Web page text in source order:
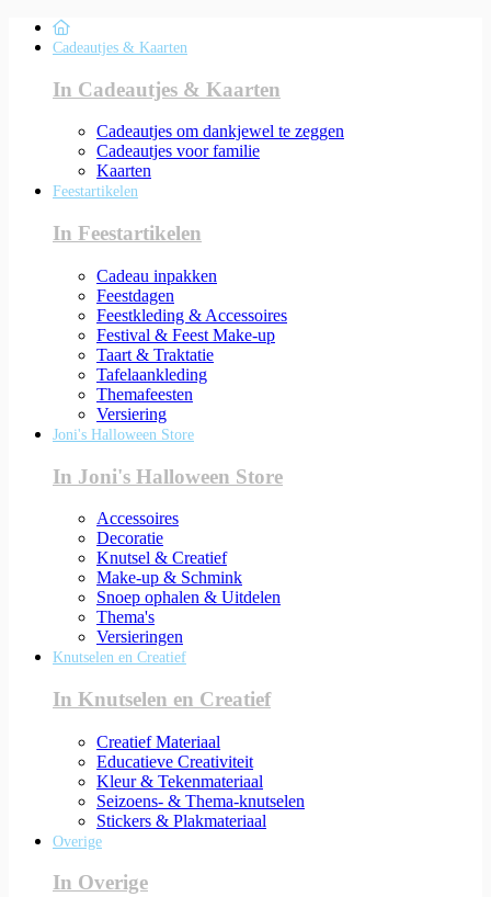
Cadeautjes & Kaarten
In Cadeautjes & Kaarten
Cadeautjes om dankjewel te zeggen
Cadeautjes voor familie
Kaarten
Feestartikelen
In Feestartikelen
Cadeau inpakken
Feestdagen
Feestkleding & Accessoires
Festival & Feest Make-up
Taart & Traktatie
Tafelaankleding
Themafeesten
Versiering
Joni's Halloween Store
In Joni's Halloween Store
Accessoires
Decoratie
Knutsel & Creatief
Make-up & Schmink
Snoep ophalen & Uitdelen
Thema's
Versieringen
Knutselen en Creatief
In Knutselen en Creatief
Creatief Materiaal
Educatieve Creativiteit
Kleur & Tekenmateriaal
Seizoens- & Thema-knutselen
Stickers & Plakmateriaal
Overige
In Overige